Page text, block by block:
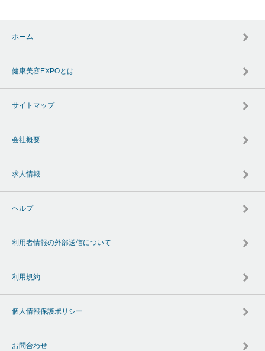
ホーム
健康美容EXPOとは
サイトマップ
会社概要
求人情報
ヘルプ
利用者情報の外部送信について
利用規約
個人情報保護ポリシー
お問合わせ